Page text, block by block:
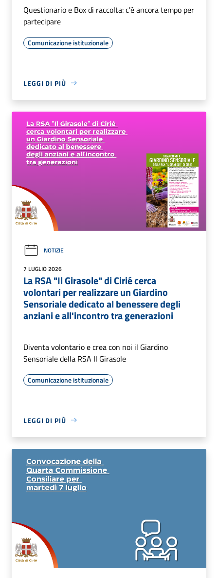
Questionario e Box di raccolta: c'è ancora tempo per
partecipare
Comunicazione istituzionale
LEGGI DI PIÙ
NOTIZIE
7 LUGLIO 2026
La RSA "Il Girasole" di Cirié cerca
volontari per realizzare un Giardino
Sensoriale dedicato al benessere degli
anziani e all'incontro tra generazioni
Diventa volontario e crea con noi il Giardino
Sensoriale della RSA Il Girasole
Comunicazione istituzionale
LEGGI DI PIÙ